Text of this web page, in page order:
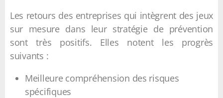
Les retours des entreprises qui intègrent des jeux
sur mesure dans leur stratégie de prévention
sont très positifs. Elles notent les progrès
suivants :
Meilleure compréhension des risques
spécifiques